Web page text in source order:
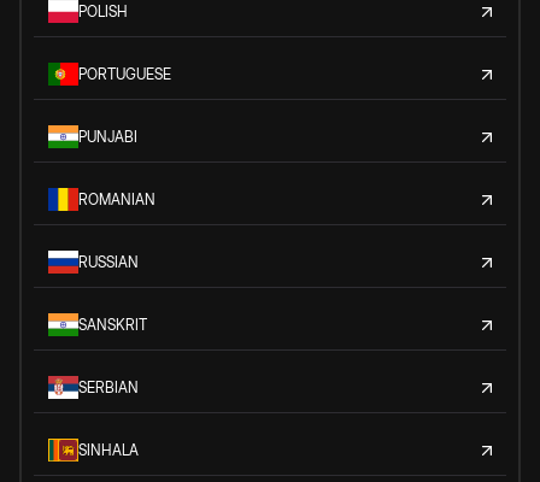
POLISH
PORTUGUESE
PUNJABI
ROMANIAN
RUSSIAN
SANSKRIT
SERBIAN
SINHALA